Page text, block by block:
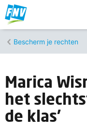
Bescherm je rechten
Marica
het
de klas’